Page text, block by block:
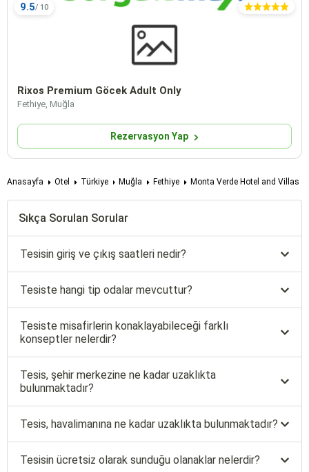
9.5
Rixos Premium Göcek Adult Only
Fethiye, Muğla
Rezervasyon Yap
Anasayfa Otel Türkiye Muğla Fethiye Monta Verde Hotel and Villas
Sıkça Sorulan Sorular
Tesisin giriş ve çıkış saatleri nedir?
Tesiste hangi tip odalar mevcuttur?
Tesiste misafirlerin konaklayabileceği farklı
konseptler nelerdir?
Tesis, şehir merkezine ne kadar uzaklıkta
bulunmaktadır?
Tesis, havalimanına ne kadar uzaklıkta bulunmaktadır?
Tesisin ücretsiz olarak sunduğu olanaklar nelerdir?